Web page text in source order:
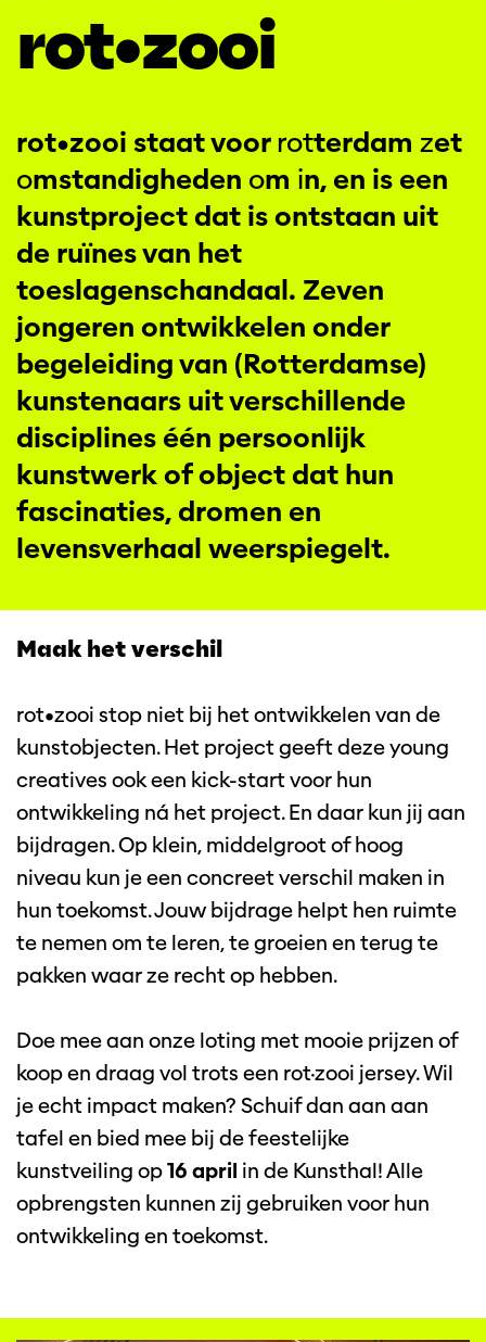
rot•zooi
rot•zooi staat voorrotterdam zet
omstandigheden om in, en is een
kunstproject dat is ontstaan uit
de ruïnes van het
toeslagenschandaal. Zeven
jongeren ontwikkelen onder
begeleiding van (Rotterdamse)
kunstenaars uit verschillende
disciplines één persoonlijk
kunstwerk of object dat hun
fascinaties, dromen en
levensverhaal weerspiegelt.
Maak het verschil
rot•zooi stop niet bij het ontwikkelen van de
kunstobjecten. Het project geeft deze young
creatives ook een kick-start voor hun
ontwikkeling ná het project. En daar kun jij aan
bijdragen. Op klein, middelgroot of hoog
niveau kun je een concreet verschil maken in
hun toekomst. Jouw bijdrage helpt hen ruimte
te nemen om te leren, te groeien en terug te
pakken waar ze recht op hebben.
Doe mee aan onze loting met mooie prijzen of
koop en draag vol trots een rot·zooi jersey. Wil
je echt impact maken? Schuif dan aan aan
tafel en bied mee bij de feestelijke
kunstveiling op16 april in de Kunsthal! Alle
opbrengsten kunnen zij gebruiken voor hun
ontwikkeling en toekomst.